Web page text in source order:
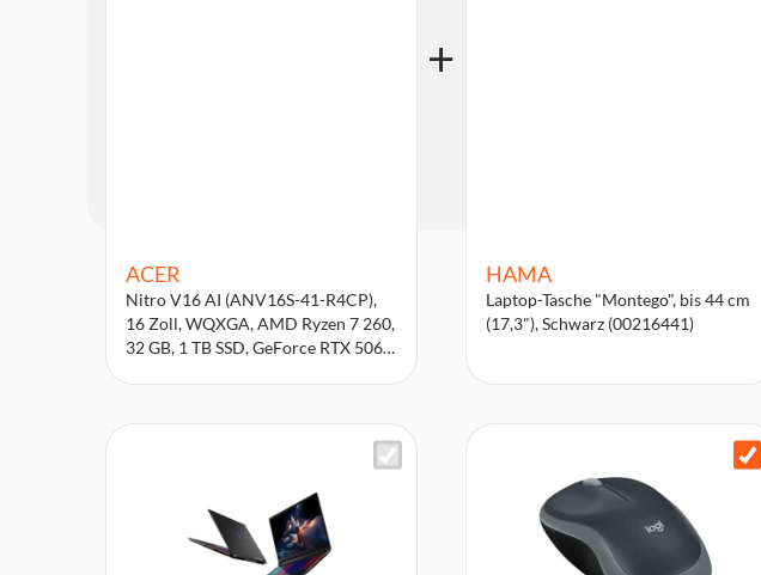
ACER
Nitro V16 AI (ANV16S-41-R4CP),
16 Zoll, WQXGA, AMD Ryzen 7 260,
32 GB, 1 TB SSD, GeForce RTX 5060
HAMA
Laptop-Tasche "Montego", bis 44 cm
(17,3"), Schwarz (00216441)